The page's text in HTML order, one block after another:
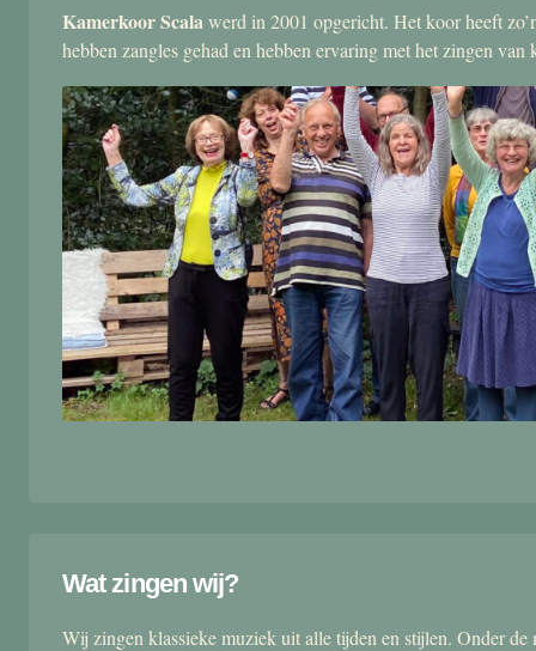
Kamerkoor Scalawerd in 2001 opgericht. Het koor heeft
hebben zangles gehad en hebben ervaring met het zingen van
Wat zingen wij?
Wij zingen klassieke muziek uit alle tijden en stijlen. Onder